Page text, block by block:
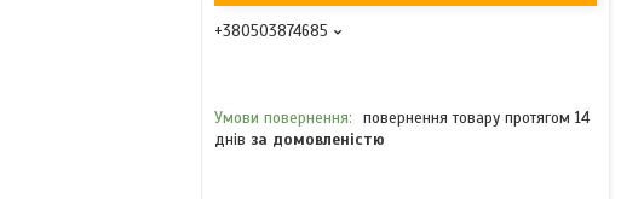
+380503874685
повернення товару протягом 14
днів за домовленістю